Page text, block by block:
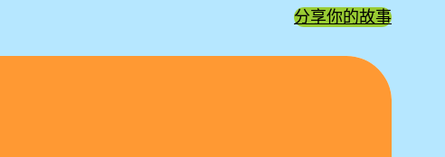
分享你的故事